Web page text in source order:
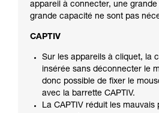
appareil à connecter, une
grande capacité ne sont pas
CAPTIV
Sur les appareils à cliquet, la
insérée sans déconnecter le
donc possible de fixer le
avec la barrette CAPTIV.
La CAPTIV réduit les mauvais